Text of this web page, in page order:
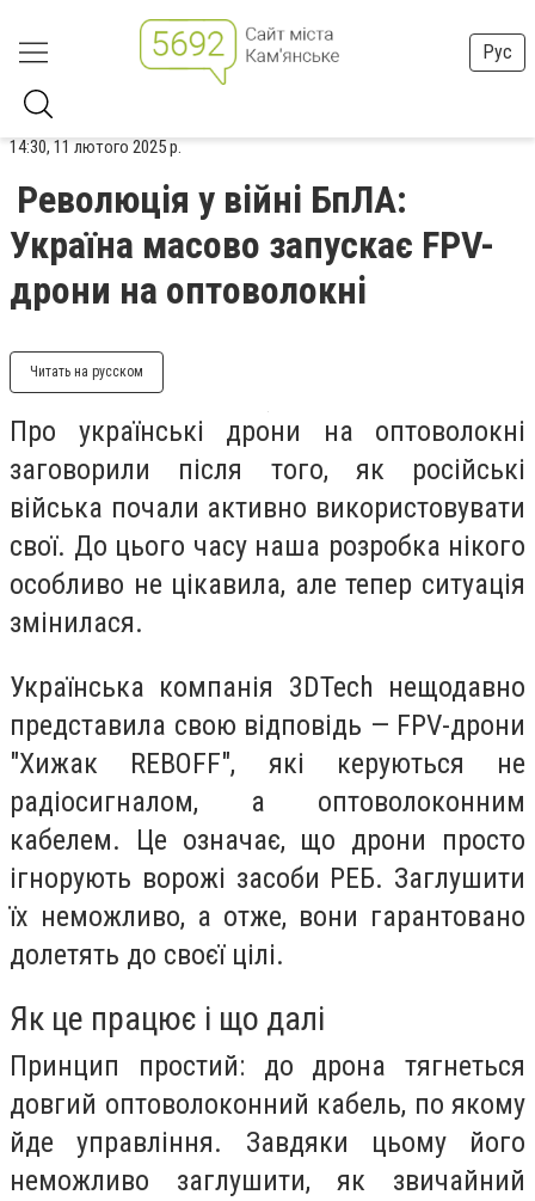
Рус
14:30, 11 лютого 2025 р.
Революція у війні БпЛА:
Україна масово запускає FPV-
дрони на оптоволокні
Читать на русском
Про українські дрони на оптоволокні
заговорили після того, як російські
війська почали активно використовувати
свої. До цього часу наша розробка нікого
особливо не цікавила, але тепер ситуація
змінилася.
Українська компанія 3DTech нещодавно
представила свою відповідь — FPV-дрони
"Хижак REBOFF", які керуються не
радіосигналом, а оптоволоконним
кабелем. Це означає, що дрони просто
ігнорують ворожі засоби РЕБ. Заглушити
їх неможливо, а отже, вони гарантовано
долетять до своєї цілі.
Як це працює і що далі
Принцип простий: до дрона тягнеться
довгий оптоволоконний кабель, по якому
йде управління. Завдяки цьому його
неможливо заглушити, як звичайний